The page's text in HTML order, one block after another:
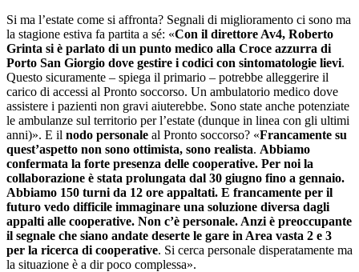
Si ma l’estate come si affronta? Segnali di miglioramento ci sono ma
la stagione estiva fa partita a sé: «Con il direttore Av4, Roberto
Grinta si è parlato di un punto medico alla Croce azzurra di
Porto San Giorgio dove gestire i codici con sintomatologie lievi.
Questo sicuramente – spiega il primario – potrebbe alleggerire il
carico di accessi al Pronto soccorso. Un ambulatorio medico dove
assistere i pazienti non gravi aiuterebbe. Sono state anche potenziate
le ambulanze sul territorio per l’estate (dunque in linea con gli ultimi
anni)». E il nodo personale al Pronto soccorso? «Francamente su
quest’aspetto non sono ottimista, sono realista. Abbiamo
confermata la forte presenza delle cooperative. Per noi la
collaborazione è stata prolungata dal 30 giugno fino a gennaio.
Abbiamo 150 turni da 12 ore appaltati. E francamente per il
futuro vedo difficile immaginare una soluzione diversa dagli
appalti alle cooperative. Non c’è personale. Anzi è preoccupante
il segnale che siano andate deserte le gare in Area vasta 2 e 3
per la ricerca di cooperative. Si cerca personale disperatamente ma
la situazione è a dir poco complessa».